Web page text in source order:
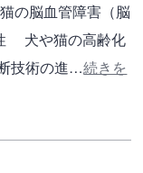
の脳血管障害（脳
犬や猫の高齢化
技術の進…続きを